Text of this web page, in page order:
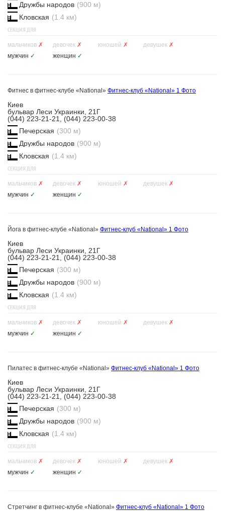
Дружбы народов (900 м)
Кловская (1.4 км)
СЕКЦИЯ ДЛЯ
мальчиков ✗ девочек ✗ юношей ✗ девушек ✗
мужчин ✓ женщин ✓
Фитнес в фитнес-клубе «National» Фитнес-клуб «National» 1 Фото
Киев
бульвар Леси Украинки, 21Г
(044) 223-21-21, (044) 223-00-38
Печерская (300 м)
Дружбы народов (900 м)
Кловская (1.4 км)
СЕКЦИЯ ДЛЯ
мальчиков ✗ девочек ✗ юношей ✗ девушек ✗
мужчин ✓ женщин ✓
Йога в фитнес-клубе «National» Фитнес-клуб «National» 1 Фото
Киев
бульвар Леси Украинки, 21Г
(044) 223-21-21, (044) 223-00-38
Печерская (300 м)
Дружбы народов (900 м)
Кловская (1.4 км)
СЕКЦИЯ ДЛЯ
мальчиков ✗ девочек ✗ юношей ✗ девушек ✗
мужчин ✓ женщин ✓
Пилатес в фитнес-клубе «National» Фитнес-клуб «National» 1 Фото
Киев
бульвар Леси Украинки, 21Г
(044) 223-21-21, (044) 223-00-38
Печерская (300 м)
Дружбы народов (900 м)
Кловская (1.4 км)
СЕКЦИЯ ДЛЯ
мальчиков ✗ девочек ✗ юношей ✗ девушек ✗
мужчин ✓ женщин ✓
Стретчинг в фитнес-клубе «National» Фитнес-клуб «National» 1 Фото